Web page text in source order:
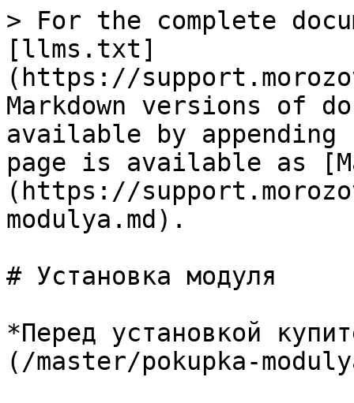
> For the complete
[llms.txt]
(https://
Markdown versions of
available by
page is available as
(https://
modulya.md).
# Установка модуля
*Перед установкой
(/master/pokupka-